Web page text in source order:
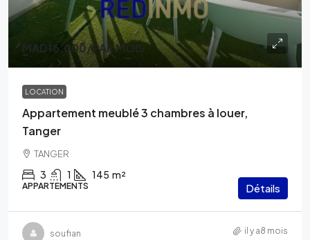
MAD16,000/PAR MOIS
LOCATION
Appartement meublé 3 chambres à louer,
Tanger
TANGER
3 1 145 m²
APPARTEMENTS Détails
soufian il y a8 mois